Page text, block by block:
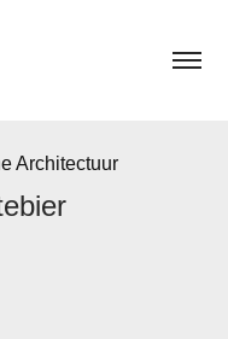
Architectuur